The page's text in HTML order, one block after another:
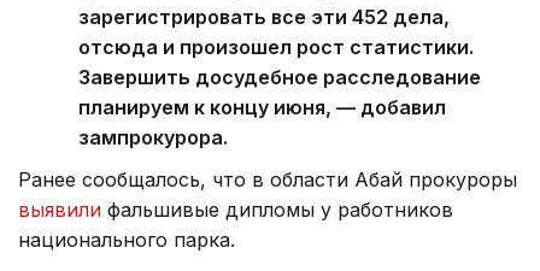
зарегистрировать все эти 452 дела,
отсюда и произошел рост статистики.
Завершить досудебное расследование
планируем к концу июня, — добавил
зампрокурора.
Ранее сообщалось, что в области Абай прокуроры
выявили фальшивые дипломы у работников
национального парка.